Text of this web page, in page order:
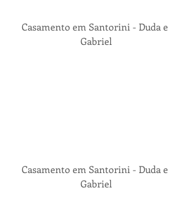
Casamento em Santorini - Duda e
Gabriel
Casamento em Santorini - Duda e
Gabriel